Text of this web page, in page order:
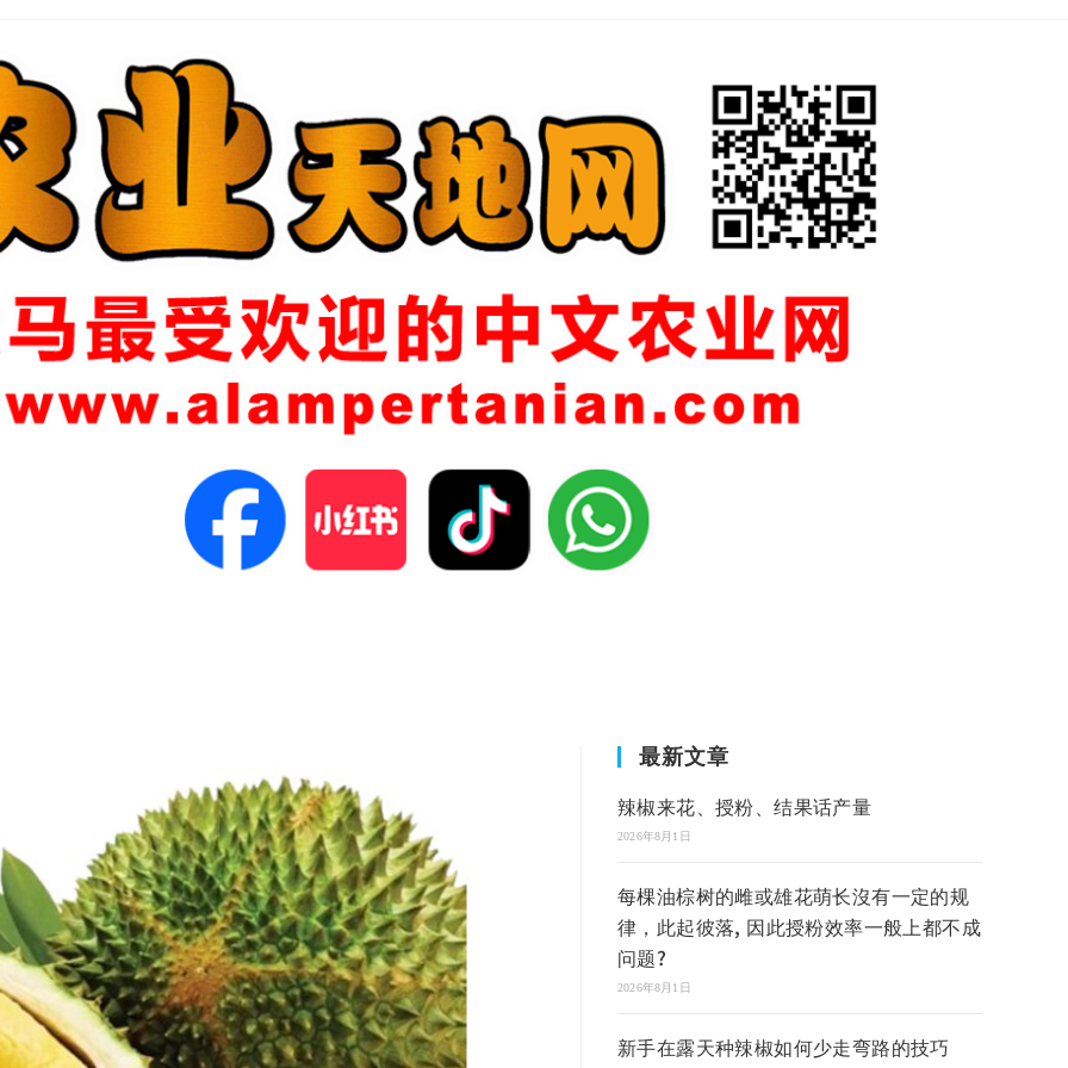
最新文章
辣椒来花、授粉、结果话产量
2026年8月1日
每棵油棕树的雌或雄花萌长沒有一定的规
律，此起彼落, 因此授粉效率一般上都不成
问题?
2026年8月1日
新手在露天种辣椒如何少走弯路的技巧